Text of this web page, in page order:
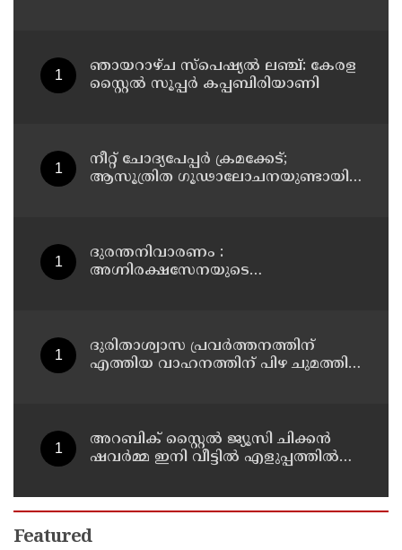
ഞായറാഴ്ച സ്പെഷ്യൽ ലഞ്ച്: കേരള
സ്റ്റൈൽ സൂപ്പർ കപ്പബിരിയാണി
നീറ്റ് ചോദ്യപേപ്പര്‍ ക്രമക്കേട്;
ആസൂത്രിത ഗൂഢാലോചനയുണ്ടായി;
ദുരന്തനിവാരണം :
അഗ്നിരക്ഷസേനയുടെ
ദുരിതാശ്വാസ പ്രവർത്തനത്തിന്
എത്തിയ വാഹനത്തിന് പിഴ ചുമത്തി;
അറബിക് സ്റ്റൈൽ ജ്യൂസി ചിക്കൻ
ഷവർമ്മ ഇനി വീട്ടിൽ എളുപ്പത്തിൽ
Featured